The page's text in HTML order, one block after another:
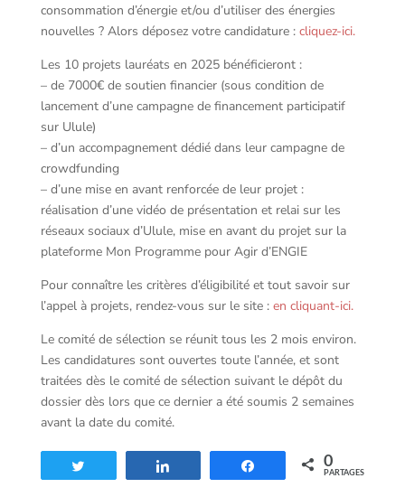
consommation d’énergie et/ou d’utiliser des énergies
nouvelles ? Alors déposez votre candidature : cliquez-ici.
Les 10 projets lauréats en 2025 bénéficieront :
– de 7000€ de soutien financier (sous condition de
lancement d’une campagne de financement participatif
sur Ulule)
– d’un accompagnement dédié dans leur campagne de
crowdfunding
– d’une mise en avant renforcée de leur projet :
réalisation d’une vidéo de présentation et relai sur les
réseaux sociaux d’Ulule, mise en avant du projet sur la
plateforme Mon Programme pour Agir d’ENGIE
Pour connaître les critères d’éligibilité et tout savoir sur
l’appel à projets, rendez-vous sur le site : en cliquant-ici.
Le comité de sélection se réunit tous les 2 mois environ.
Les candidatures sont ouvertes toute l’année, et sont
traitées dès le comité de sélection suivant le dépôt du
dossier dès lors que ce dernier a été soumis 2 semaines
avant la date du comité.
Partagez 0
PARTAGES